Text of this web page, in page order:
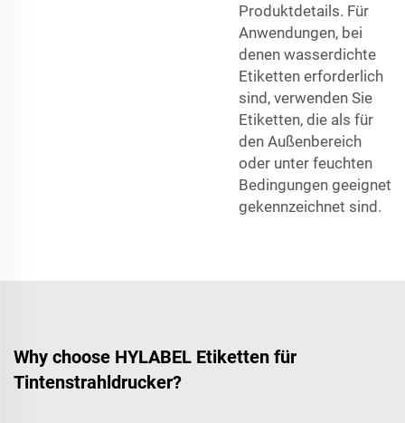
Produktdetails. Für
Anwendungen, bei
denen wasserdichte
Etiketten erforderlich
sind, verwenden Sie
Etiketten, die als für
den Außenbereich
oder unter feuchten
Bedingungen geeignet
gekennzeichnet sind.
Why choose HYLABEL Etiketten für
Tintenstrahldrucker?